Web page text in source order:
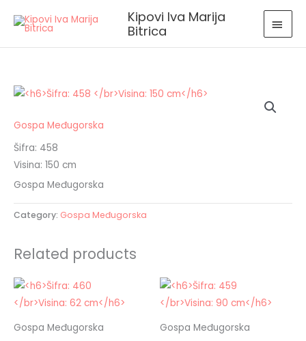
Kipovi Iva Marija
Bitrica
Gospa Međugorska
Šifra: 458
Visina: 150 cm
Gospa Međugorska
Category: Gospa Međugorska
Related products
Gospa Međugorska Gospa Međugorska